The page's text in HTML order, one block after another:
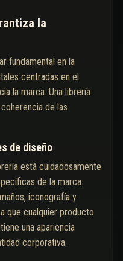
la
fundamental en la
centradas en el
la marca. Una librería
de las
de diseño
está cuidadosamente
de la marca:
iconografía y
que cualquier producto
una apariencia
corporativa.